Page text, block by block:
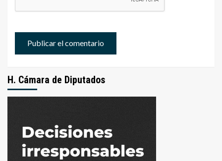
H. Cámara de Diputados